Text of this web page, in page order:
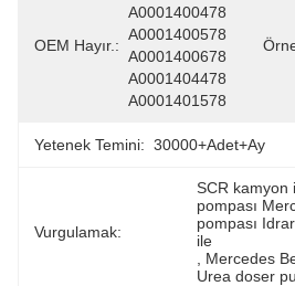
OEM Hayır.:
A0001400478
A0001400578
A0001400678
A0001404478
A0001401578
Yetenek Temini: 30000+Adet+Ay
Vurgulamak:
SCR kamyon
pompası
pompası
ile
Mercedes
Urea doser